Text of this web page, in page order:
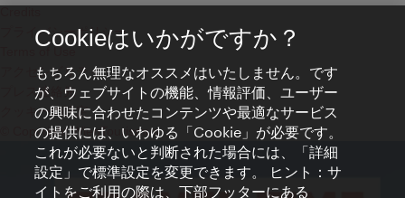
プライバシーポリシー
アクセシビリティ
プレス連絡先
クッキーの設定
© Copyright WienTourismus
Cookieはいかがですか？
もちろん無理なオススメはいたしません。です
が、ウェブサイトの機能、情報評価、ユーザー
の興味に合わせたコンテンツや最適なサービス
の提供には、いわゆる「Cookie」が必要です。
これが必要ないと判断された場合には、「詳細
設定」で標準設定を変更できます。 ヒント：サ
イトをご利用の際は、下部フッターにある